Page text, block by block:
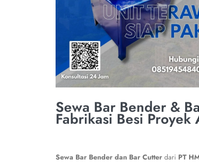
Sewa Bar Bender &
Fabrikasi Besi Proyek
Sewa Bar Bender dan Bar Cutter dari PT